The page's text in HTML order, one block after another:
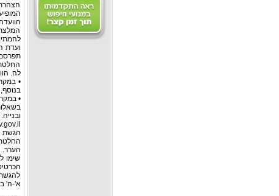
להמתין 14 יום לאחר הפרסום, בהם ניתן להגיש
ועדת
לה.
•
•
הגשת
הערר.
שימו
א'-ה' בשעות